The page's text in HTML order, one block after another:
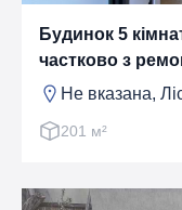
Будинок 5
частково з
Не вказана,
201 м²